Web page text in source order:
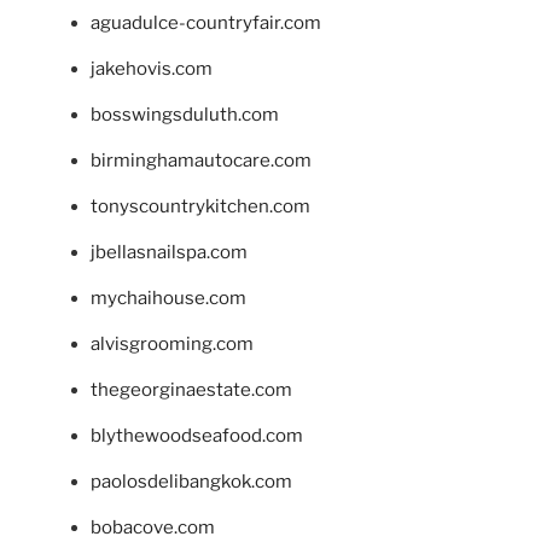
aguadulce-countryfair.com
jakehovis.com
bosswingsduluth.com
birminghamautocare.com
tonyscountrykitchen.com
jbellasnailspa.com
mychaihouse.com
alvisgrooming.com
thegeorginaestate.com
blythewoodseafood.com
paolosdelibangkok.com
bobacove.com